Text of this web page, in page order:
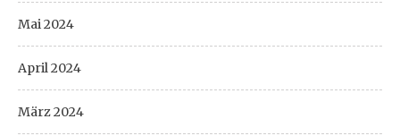
Mai 2024
April 2024
März 2024